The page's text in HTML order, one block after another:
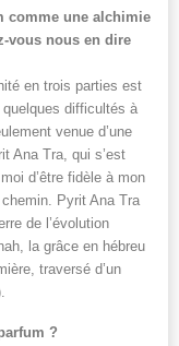
comme une alchimie
vous nous en dire
en trois parties est
difficultés à
venue d’une
Ana Tra, qui s’est
d’être fidèle à mon
Pyrit Ana Tra
de l’évolution
la grâce en hébreu
traversé d’un
?